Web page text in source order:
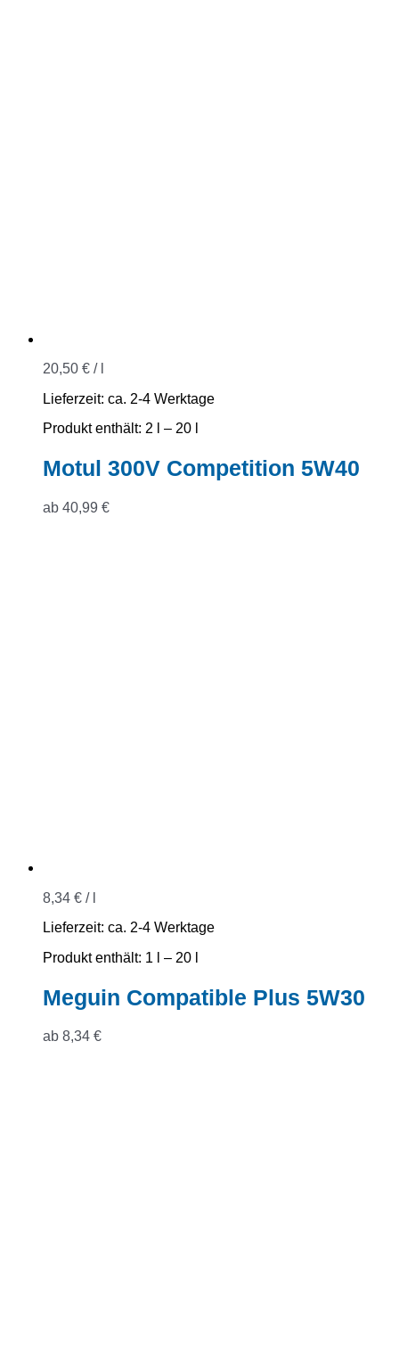
20,50 € /
Lieferzeit: ca. 2-4 Werktage
Produkt enthält: 2
– 20
Motul 300V Competition 5W40
ab 40,99 €
8,34 € /
Lieferzeit: ca. 2-4 Werktage
Produkt enthält: 1
– 20
Meguin Compatible Plus 5W30
ab 8,34 €